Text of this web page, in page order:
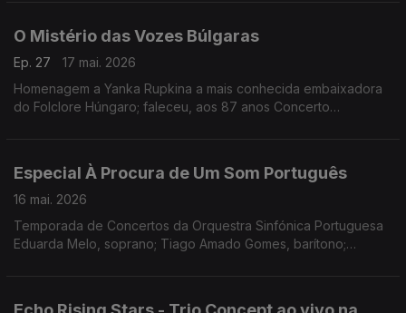
O Mistério das Vozes Búlgaras
Ep. 27
17 mai. 2026
Homenagem a Yanka Rupkina a mais conhecida embaixadora
do Folclore Húngaro; faleceu, aos 87 anos Concerto
Especial À Procura de Um Som Português
16 mai. 2026
Temporada de Concertos da Orquestra Sinfónica Portuguesa
Eduarda Melo, soprano; Tiago Amado Gomes, barítono;